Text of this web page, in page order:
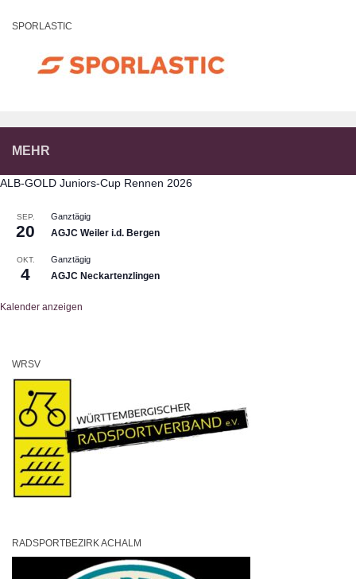
SPORLASTIC
MEHR
ALB-GOLD Juniors-Cup Rennen 2026
SEP.
20
Ganztägig
AGJC Weiler i.d. Bergen
OKT.
4
Ganztägig
AGJC Neckartenzlingen
Kalender anzeigen
WRSV
RADSPORTBEZIRK ACHALM